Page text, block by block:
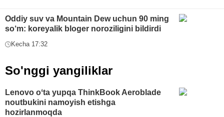
Oddiy suv va Mountain Dew uchun 90 ming
so‘m: koreyalik bloger noroziligini bildirdi
Kecha 17:32
So'nggi yangiliklar
Lenovo oʻta yupqa ThinkBook Aeroblade
noutbukini namoyish etishga
hozirlanmoqda